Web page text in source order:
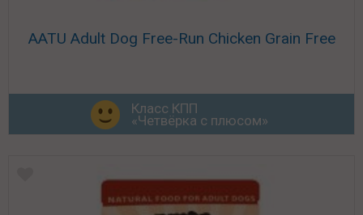
AATU Adult Dog Free-Run Chicken Grain Free
Класс КПП
«Четвёрка с плюсом»